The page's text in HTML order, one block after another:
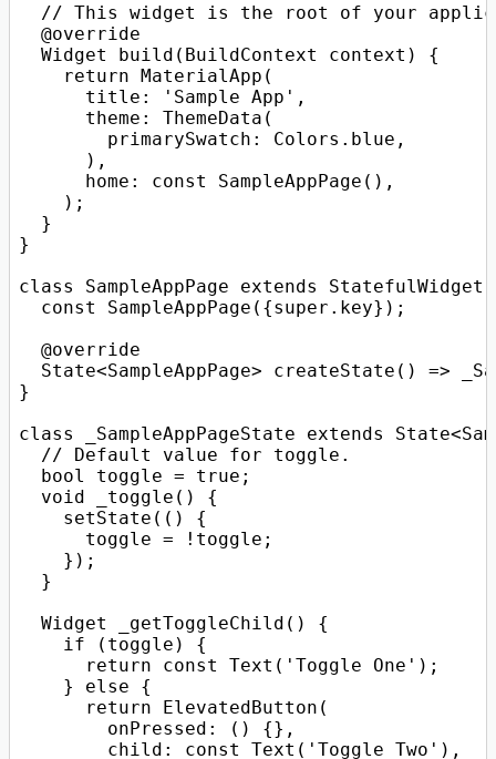
// This widget is the root of your
  @override
  Widget build(BuildContext context) {
    return MaterialApp(
      title: 'Sample App',
      theme: ThemeData(
        primarySwatch: Colors.blue,
      ),
      home: const SampleAppPage(),
    );
  }
}
class SampleAppPage extends StatefulWidget
  const SampleAppPage({super.key});
  @override
State<SampleAppPage> createState() =>
}
class _SampleAppPageState extends
  // Default value for toggle.
  bool toggle = true;
  void _toggle() {
    setState(() {
      toggle = !toggle;
    });
  }
  Widget _getToggleChild() {
    if (toggle) {
      return const Text('Toggle One');
    } else {
      return ElevatedButton(
        onPressed: () {},
        child: const Text('Toggle Two'),